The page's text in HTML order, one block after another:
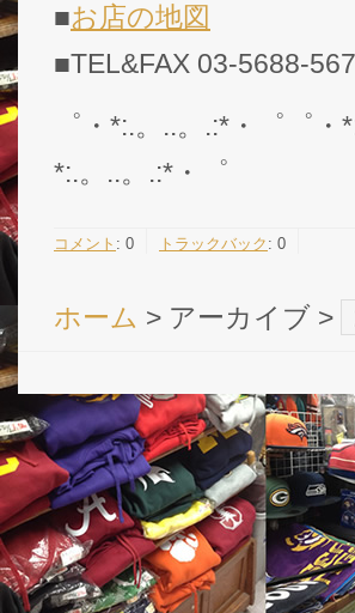
■お店の地図
■TEL&FAX 03-5688-
゜・*:.。..。.:*・゜゜
*:.。..。.:*・゜
コメント : 0 トラックバック : 0
ホーム > アーカイブ >